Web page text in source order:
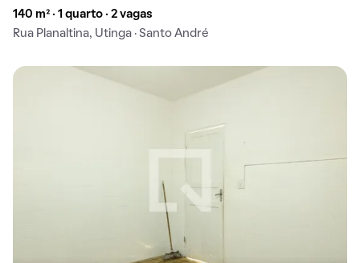
140 m² · 1 quarto · 2 vagas
Rua Planaltina, Utinga · Santo André